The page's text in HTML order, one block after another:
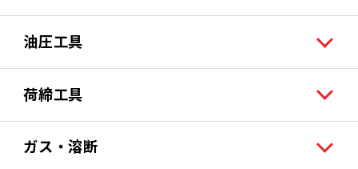
油圧工具
荷締工具
ガス・溶断